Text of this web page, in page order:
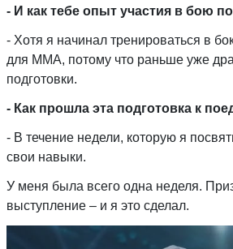
- И как тебе опыт участия в бою
- Хотя я начинал тренироваться в
для ММА, потому что раньше уже
подготовки.
- Как прошла эта подготовка к
- В течение недели, которую я
свои навыки.
У меня была всего одна неделя.
выступление – и я это сделал.